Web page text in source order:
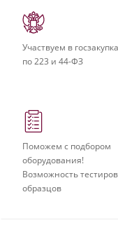
Участвуем в
по 223 и 44-ФЗ
Поможем с подбором
оборудования!
Возможность
образцов